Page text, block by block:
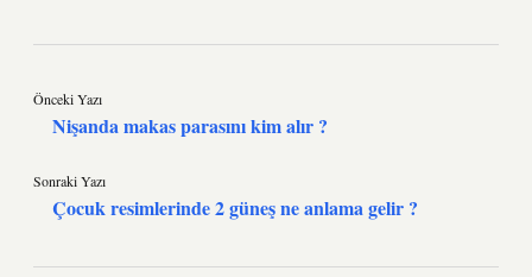
Önceki Yazı
Nişanda makas parasını kim alır ?
Sonraki Yazı
Çocuk resimlerinde 2 güneş ne anlama gelir ?